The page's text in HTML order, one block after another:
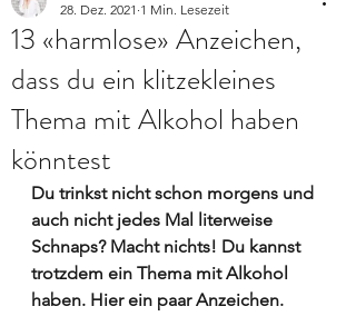
13 «harmlose» Anzeichen,
dass du ein klitzekleines
Thema mit Alkohol haben
könntest
28. Dez. 2021 1 Min. Lesezeit
Du trinkst nicht schon morgens und
auch nicht jedes Mal literweise
Schnaps? Macht nichts! Du kannst
trotzdem ein Thema mit Alkohol
haben. Hier ein paar Anzeichen.